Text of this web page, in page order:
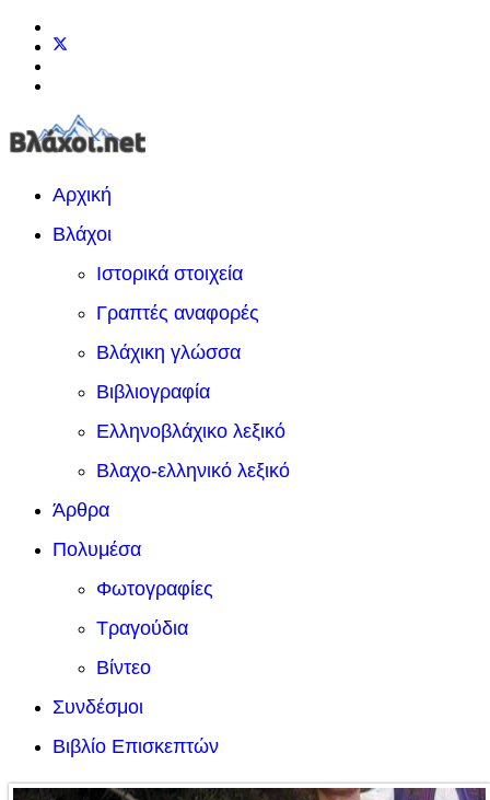
Αρχική
Βλάχοι
Ιστορικά στοιχεία
Γραπτές αναφορές
Βλάχικη γλώσσα
Βιβλιογραφία
Ελληνοβλάχικο λεξικό
Βλαχο-ελληνικό λεξικό
Άρθρα
Πολυμέσα
Φωτογραφίες
Τραγούδια
Βίντεο
Συνδέσμοι
Βιβλίο Επισκεπτών